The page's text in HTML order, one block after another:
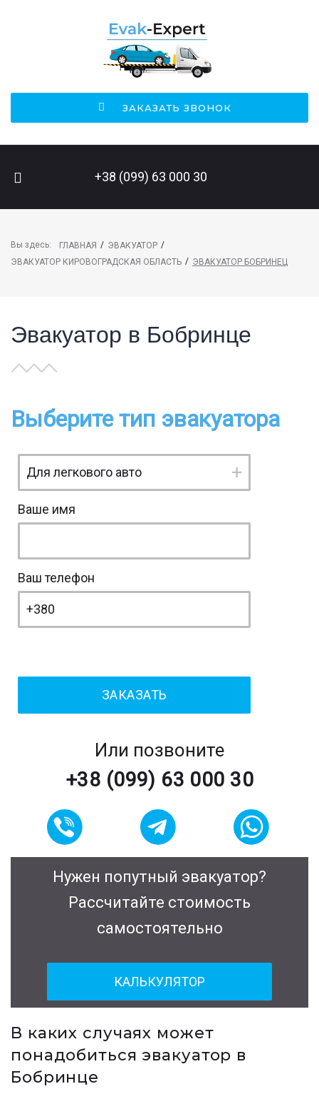
ЗАКАЗАТЬ ЗВОНОК
+38 (099) 63 000 30
Вы здесь: ГЛАВНАЯ / ЭВАКУАТОР /
ЭВАКУАТОР КИРОВОГРАДСКАЯ ОБЛАСТЬ / ЭВАКУАТОР БОБРИНЕЦ
Эвакуатор в Бобринце
Выберите тип эвакуатора
Ваше имя
Ваш телефон
Или позвоните
+38 (099) 63 000 30
Нужен попутный эвакуатор?
Рассчитайте стоимость
самостоятельно
КАЛЬКУЛЯТОР
В каких случаях может
понадобиться эвакуатор в
Бобринце
ПОИСК НА САЙТЕ